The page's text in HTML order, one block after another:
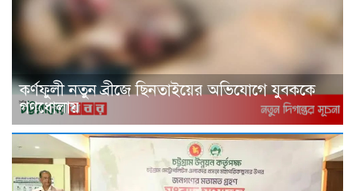
কর্ণফুলী নতুন ব্রীজে ছিনতাইয়ের অভিযোগে যুবককে
গণধোলায়